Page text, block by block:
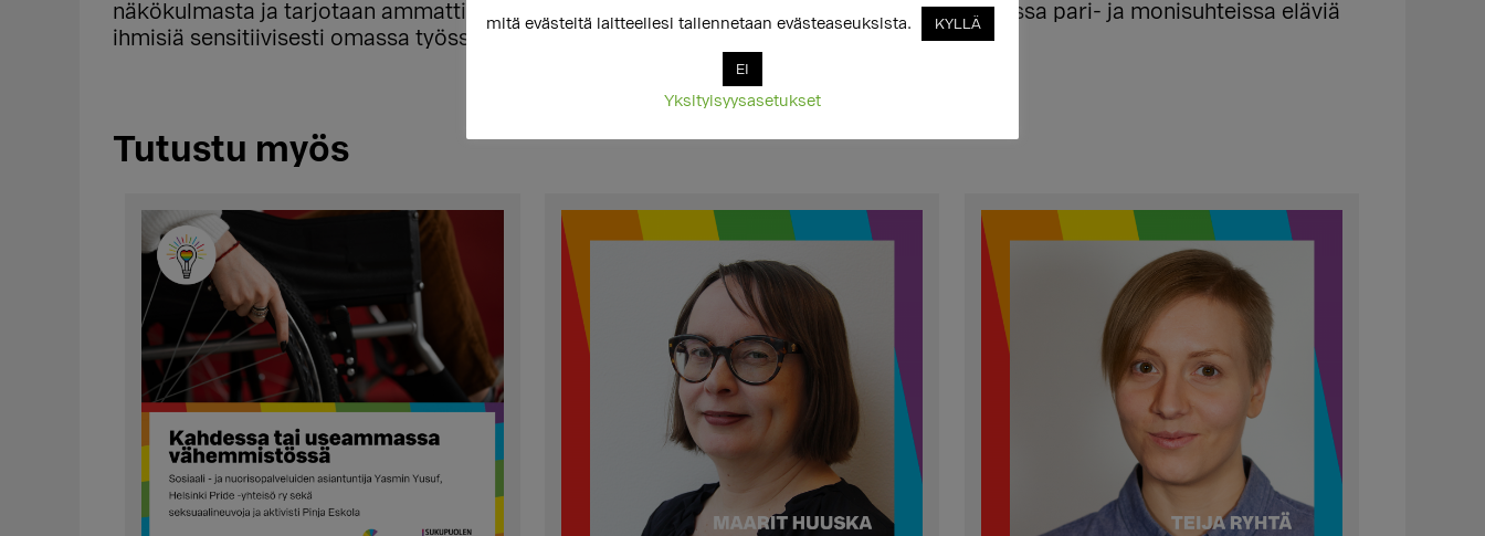
näkökulmasta ja tarjotaan ammattilaisille näkökulmia ja keinoja huomioida sateenkaarevissa pari- ja monisuhteissa eläviä
ihmisiä sensitiivisesti omassa työssä.
Tutustu myös
mitä evästeitä laitteellesi tallennetaan evästeaseuksista.
KYLLÄ
EI
Yksityisyysasetukset